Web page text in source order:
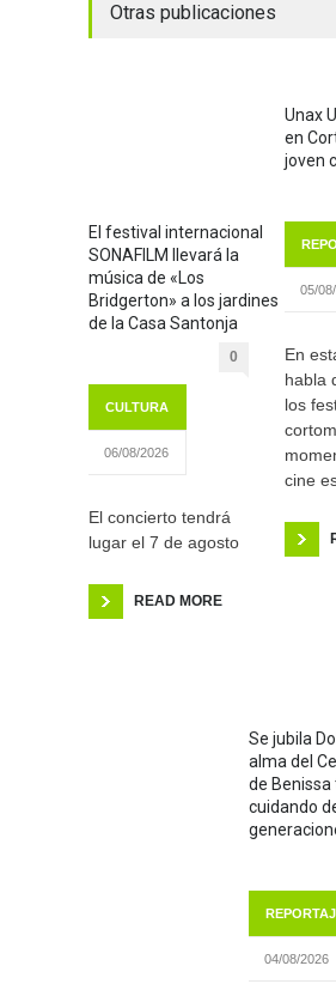
Otras publicaciones
El festival internacional
SONAFILM llevará la
música de «Los
Bridgerton» a los jardines
de la Casa Santonja
0
CULTURA
06/08/2026
El concierto tendrá
lugar el 7 de agosto
READ MORE
Unax
en
joven
05/
En
habla
los
cine
Se jubila
alma del
de Benissa
cuidando
04/08/2026